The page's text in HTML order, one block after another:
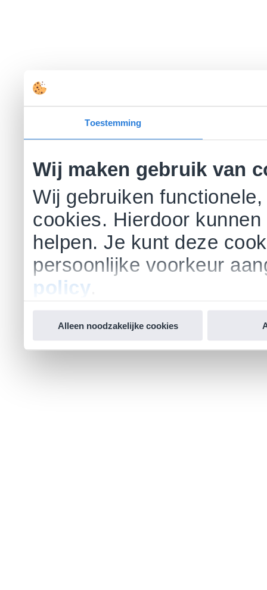
Toestemming
Wij maken gebruik van
Wij gebruiken
cookies. Hierdoor
helpen. Je kunt deze
persoonlijke voorkeur
policy
Alleen noodzakelijke cookies